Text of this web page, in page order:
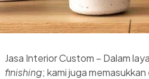
Jasa Interior Custom – Dalam
finishing; kami juga